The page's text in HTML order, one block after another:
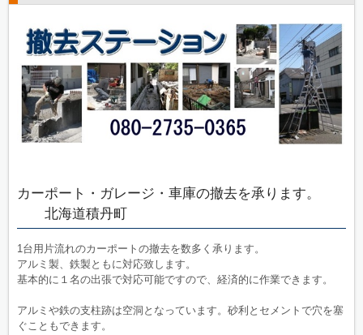
カーポート・ガレージ・車庫の撤去を承ります。
北海道積丹町
1台用片流れのカーポートの撤去を数多く承ります。
アルミ製、鉄製ともに対応致します。
基本的に１名の出張で対応可能ですので、経済的に作業できます。
アルミや鉄の支柱跡は空洞となっています。砂利とセメントで穴を塞
ぐこともできます。